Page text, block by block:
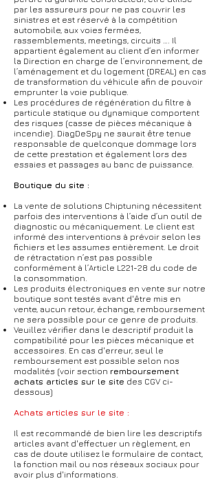
par les assureurs pour ne pas couvrir les
sinistres et est réservé à la compétition
automobile, aux voies fermées,
rassemblements, meetings, circuits …. Il
appartient également au client d’en informer
la Direction en charge de l’environnement, de
l’aménagement et du logement (DREAL) en cas
de transformation du véhicule afin de pouvoir
emprunter la voie publique.
Les procédures de régénération du filtre à
particule statique ou dynamique comportent
des risques (casse de pièces mécanique à
incendie). DiagDeSpy ne saurait être tenue
responsable de quelconque dommage lors
de cette prestation et également lors des
essaies et passages au banc de puissance.
Boutique du site :
La vente de solutions Chiptuning nécessitent
parfois des interventions à l’aide d’un outil de
diagnostic ou mécaniquement. Le client est
informé des interventions à prévoir selon les
fichiers et les assumes entièrement. Le droit
de rétractation n’est pas possible
conformément à l’Article L221-28 du code de
la consommation.
Les produits électroniques en vente sur notre
boutique sont testés avant d'être mis en
vente, aucun retour, échange, remboursement
ne sera possible pour ce genre de produits.
Veuillez vérifier dans le descriptif produit la
compatibilité pour les pièces mécanique et
accessoires. En cas d'erreur, seul le
remboursement est possible selon nos
modalités (voir section remboursement
achats articles sur le site des CGV ci-
dessous)
Achats articles sur le site :
Il est recommandé de bien lire les descriptifs
articles avant d'effectuer un règlement, en
cas de doute utilisez le formulaire de contact,
la fonction mail ou nos réseaux sociaux pour
avoir plus d'informations.